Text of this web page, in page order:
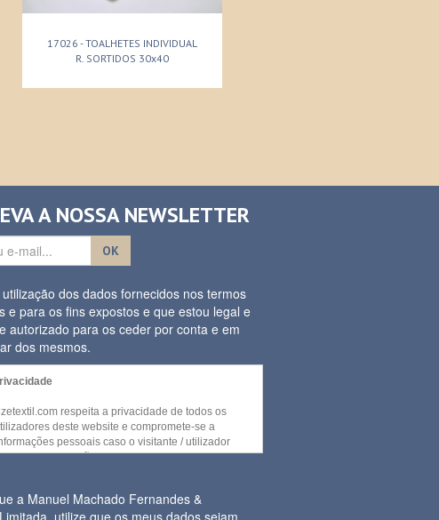
17026 - TOALHETES INDIVIDUAL
R. SORTIDOS 30x40
A NOSSA NEWSLETTER
OK
dos dados fornecidos nos termos
e para os fins expostos e que estou legal e
autorizado para os ceder por conta e em
dos mesmos.
respeita a privacidade de todos os
deste website e compromete-se a
pessoais caso o visitante / utilizador
Algumas secções e / ou funcionalidades deste
for necessária a recolha de informação
a Manuel Machado Fernandes &
utilize que os meus dados sejam